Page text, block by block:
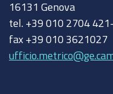
16131 Genova
tel. +39 010 2704
fax +39 010 3621027